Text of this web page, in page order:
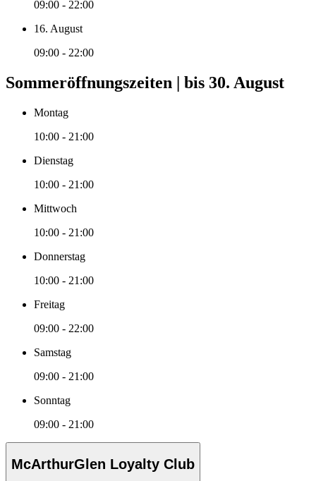
09:00 - 22:00
16. August
09:00 - 22:00
Sommeröffnungszeiten | bis 30. August
Montag
10:00 - 21:00
Dienstag
10:00 - 21:00
Mittwoch
10:00 - 21:00
Donnerstag
10:00 - 21:00
Freitag
09:00 - 22:00
Samstag
09:00 - 21:00
Sonntag
09:00 - 21:00
McArthurGlen Loyalty Club